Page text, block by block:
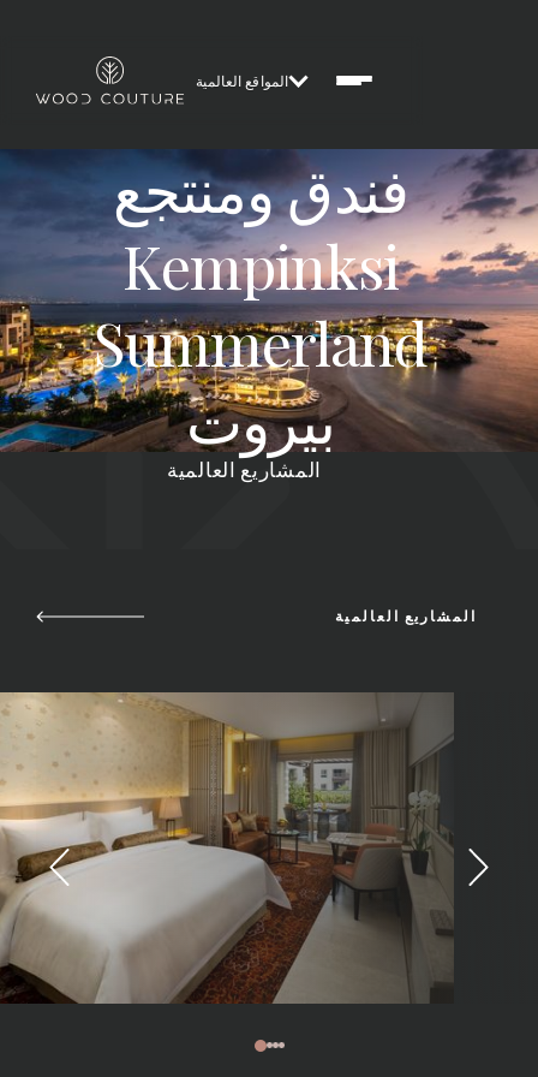
المواقع العالمية
فندق ومنتجع
Kempinksi
Summerland
بيروت
المشاريع العالمية
المشاريع العالمية